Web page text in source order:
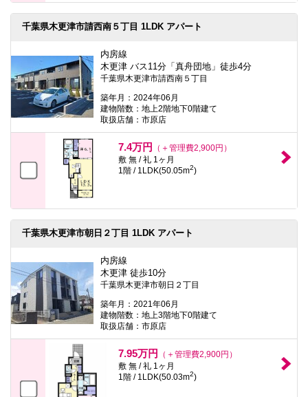
千葉県木更津市請西南５丁目 1LDK アパート
内房線
木更津 バス11分「真舟団地」徒歩4分
千葉県木更津市請西南５丁目
築年月：2024年06月
建物階数：地上2階地下0階建て
取扱店舗：市原店
7.4万円
（＋管理費2,900円）
敷 無 / 礼 1ヶ月
1階 / 1LDK(50.05m2)
千葉県木更津市朝日２丁目 1LDK アパート
内房線
木更津 徒歩10分
千葉県木更津市朝日２丁目
築年月：2021年06月
建物階数：地上3階地下0階建て
取扱店舗：市原店
7.95万円
（＋管理費2,900円）
敷 無 / 礼 1ヶ月
1階 / 1LDK(50.03m2)